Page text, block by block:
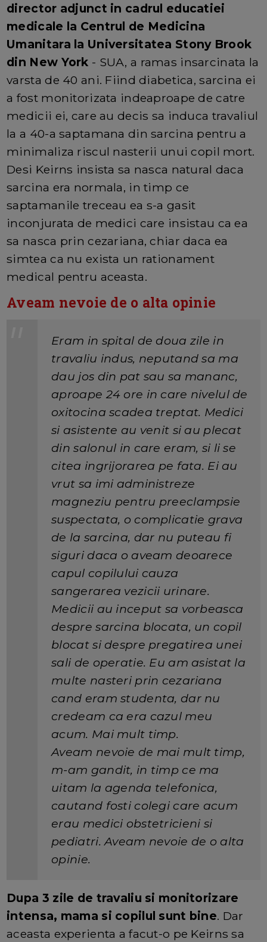
director adjunct in cadrul educatiei
medicale la Centrul de Medicina
Umanitara la Universitatea Stony Brook
din New York - SUA, a ramas insarcinata la
varsta de 40 ani. Fiind diabetica, sarcina ei
a fost monitorizata indeaproape de catre
medicii ei, care au decis sa induca travaliul
la a 40-a saptamana din sarcina pentru a
minimaliza riscul nasterii unui copil mort.
Desi Keirns insista sa nasca natural daca
sarcina era normala, in timp ce
saptamanile treceau ea s-a gasit
inconjurata de medici care insistau ca ea
sa nasca prin cezariana, chiar daca ea
simtea ca nu exista un rationament
medical pentru aceasta.
Aveam nevoie de o alta opinie
Eram in spital de doua zile in
travaliu indus, neputand sa ma
dau jos din pat sau sa mananc,
aproape 24 ore in care nivelul de
oxitocina scadea treptat. Medici
si asistente au venit si au plecat
din salonul in care eram, si li se
citea ingrijorarea pe fata. Ei au
vrut sa imi administreze
magneziu pentru preeclampsie
suspectata, o complicatie grava
de la sarcina, dar nu puteau fi
siguri daca o aveam deoarece
capul copilului cauza
sangerarea vezicii urinare.
Medicii au inceput sa vorbeasca
despre sarcina blocata, un copil
blocat si despre pregatirea unei
sali de operatie. Eu am asistat la
multe nasteri prin cezariana
cand eram studenta, dar nu
credeam ca era cazul meu
acum. Mai mult timp.
Aveam nevoie de mai mult timp,
m-am gandit, in timp ce ma
uitam la agenda telefonica,
cautand fosti colegi care acum
erau medici obstetricieni si
pediatri. Aveam nevoie de o alta
opinie.
Dupa 3 zile de travaliu si monitorizare
intensa, mama si copilul sunt bine. Dar
aceasta experienta a facut-o pe Keirns sa